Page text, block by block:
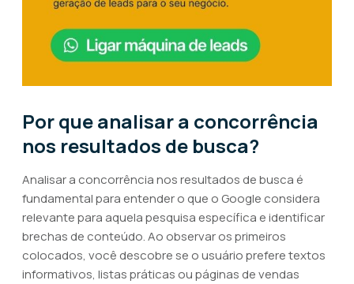
Por que analisar a concorrência
nos resultados de busca?
Analisar a concorrência nos resultados de busca é
fundamental para entender o que o Google considera
relevante para aquela pesquisa específica e identificar
brechas de conteúdo. Ao observar os primeiros
colocados, você descobre se o usuário prefere textos
informativos, listas práticas ou páginas de vendas